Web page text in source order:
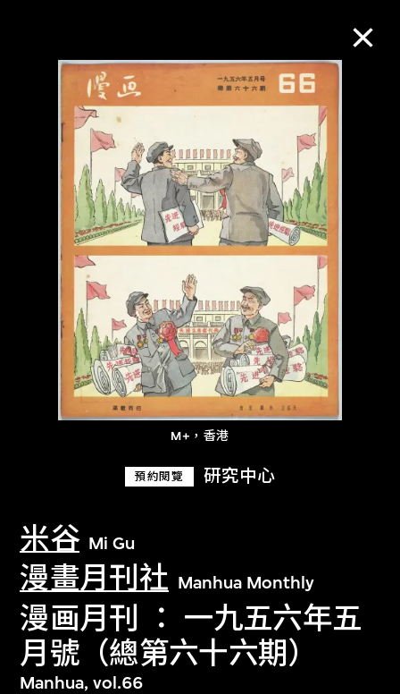
M+，香港
預約閱覽 研究中心
米谷 Mi Gu
漫畫月刊社 Manhua Monthly
漫画月刊 ： 一九五六年五
月號（總第六十六期）
Manhua, vol.66
M+藏品
進一步篩選
關於M+藏品
探索世界頂級的二十及二十一世紀視覺
文化藏品。